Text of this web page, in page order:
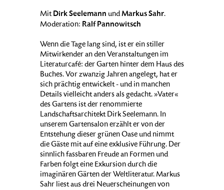
MitDirk Seelemann undMarkus Sahr.
Moderation: Ralf Pannowitsch
Wenn die Tage lang sind, ist er ein stiller
Mitwirkender an den Veranstaltungen im
Literaturcafé: der Garten hinter dem Haus des
Buches. Vor zwanzig Jahren angelegt, hat er
sich prächtig entwickelt - und in manchen
Details vielleicht anders als gedacht. »Vater«
des Gartens ist der renommierte
Landschaftsarchitekt Dirk Seelemann. In
unserem Gartensalon erzählt er von der
Entstehung dieser grünen Oase und nimmt
die Gäste mit auf eine exklusive Führung. Der
sinnlich fassbaren Freude an Formen und
Farben folgt eine Exkursion durch die
imaginären Gärten der Weltliteratur. Markus
Sahr liest aus drei Neuerscheinungen von